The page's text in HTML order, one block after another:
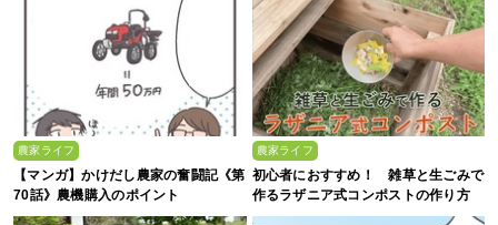
農家ライフ
【マンガ】かけだし農家の奮闘記《第
70話》農機購入のポイント
農家ライフ
初心者におすすめ！ 雑草と生ごみで
作るラザニア式コンポストの作り方